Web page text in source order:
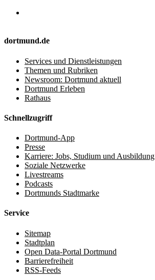
dortmund.de
Services und Dienstleistungen
Themen und Rubriken
Newsroom: Dortmund aktuell
Dortmund Erleben
Rathaus
Schnellzugriff
Dortmund-App
Presse
Karriere: Jobs, Studium und Ausbildung
Soziale Netzwerke
Livestreams
Podcasts
Dortmunds Stadtmarke
Service
Sitemap
Stadtplan
Open Data-Portal Dortmund
Barrierefreiheit
RSS-Feeds